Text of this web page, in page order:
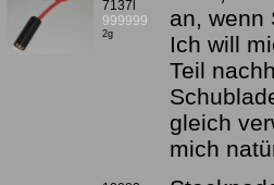
7137l
999999
2g
an, wenn
Ich will
Teil
gleich
mich